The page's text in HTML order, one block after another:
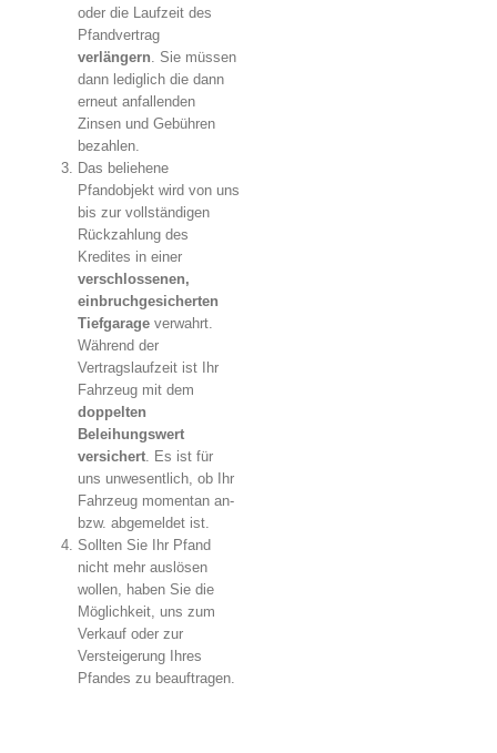
oder die Laufzeit des
Pfandvertrag
verlängern . Sie müssen
dann lediglich die dann
erneut anfallenden
Zinsen und Gebühren
bezahlen.
Das beliehene
Pfandobjekt wird von uns
bis zur vollständigen
Rückzahlung des
Kredites in einer
verschlossenen,
einbruchgesicherten
Tiefgarage verwahrt.
Während der
Vertragslaufzeit ist Ihr
Fahrzeug mit dem
doppelten
Beleihungswert
versichert . Es ist für
uns unwesentlich, ob Ihr
Fahrzeug momentan an-
bzw. abgemeldet ist.
Sollten Sie Ihr Pfand
nicht mehr auslösen
wollen, haben Sie die
Möglichkeit, uns zum
Verkauf oder zur
Versteigerung Ihres
Pfandes zu beauftragen.